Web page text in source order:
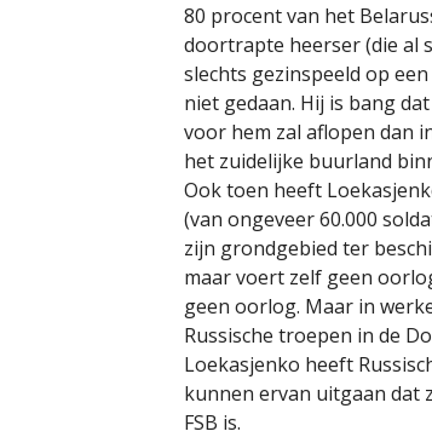
80 procent van het
doortrapte heerser (die al
slechts gezinspeeld op
niet gedaan. Hij is bang
voor hem zal aflopen dan
het zuidelijke buurland
Ook toen heeft
(van ongeveer 60.000
zijn grondgebied ter
maar voert zelf geen
geen oorlog. Maar in
Russische troepen in de
Loekasjenko heeft
kunnen ervan uitgaan dat
FSB is.